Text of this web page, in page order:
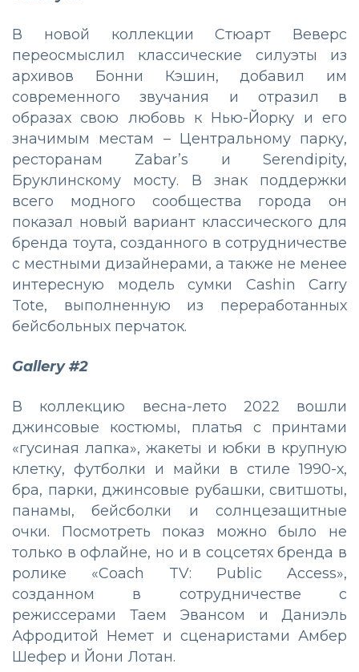
В новой коллекции Стюарт Веверс
переосмыслил классические силуэты из
архивов Бонни Кэшин, добавил им
современного звучания и отразил в
образах свою любовь к Нью-Йорку и его
значимым местам – Центральному парку,
ресторанам Zabar’s и Serendipity,
Бруклинскому мосту. В знак поддержки
всего модного сообщества города он
показал новый вариант классического для
бренда тоута, созданного в сотрудничестве
с местными дизайнерами, а также не менее
интересную модель сумки Cashin Carry
Tote, выполненную из переработанных
бейсбольных перчаток.
Gallery #2
В коллекцию весна-лето 2022 вошли
джинсовые костюмы, платья с принтами
«гусиная лапка», жакеты и юбки в крупную
клетку, футболки и майки в стиле 1990-х,
бра, парки, джинсовые рубашки, свитшоты,
панамы, бейсболки и солнцезащитные
очки. Посмотреть показ можно было не
только в офлайне, но и в соцсетях бренда в
ролике «Coach TV: Public Access»,
созданном в сотрудничестве с
режиссерами Таем Эвансом и Даниэль
Афродитой Немет и сценаристами Амбер
Шефер и Йони Лотан.